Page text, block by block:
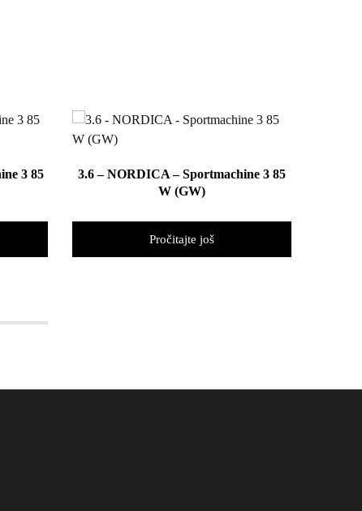
3 85
3.6 – NORDICA – Sportmachine 3 85
W (GW)
Pročitajte još